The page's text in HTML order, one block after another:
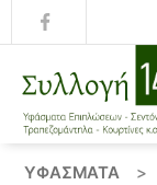
14
ΥΦΆΣΜΑΤΑ >